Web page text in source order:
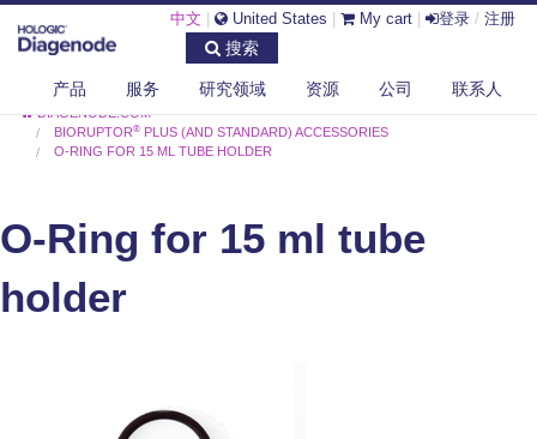
中文 United States My cart 登录 / 注册
搜索
产品 服务 研究领域 资源 公司 联系人
DIAGENODE.COM
BIORUPTOR® PLUS (AND STANDARD) ACCESSORIES
O-RING FOR 15 ML TUBE HOLDER
O-Ring for 15 ml tube
holder